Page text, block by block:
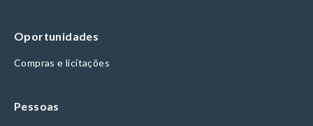
Oportunidades
Compras e licitações
Pessoas